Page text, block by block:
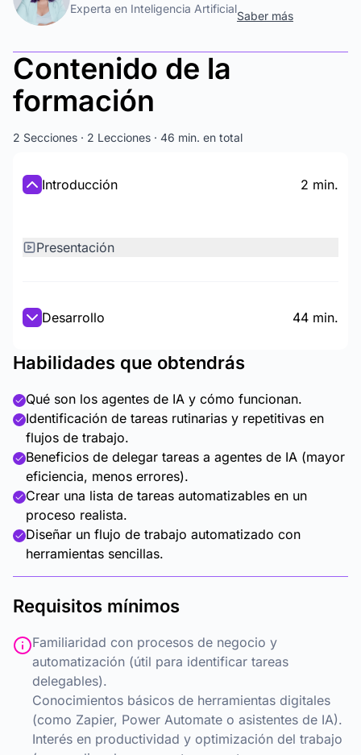
Experta en Inteligencia Artificial
Saber más
Contenido de la
formación
2 Secciones · 2 Lecciones · 46 min. en total
Introducción 2 min.
Presentación
Desarrollo 44 min.
Habilidades que obtendrás
Qué son los agentes de IA y cómo funcionan.
Identificación de tareas rutinarias y repetitivas en
flujos de trabajo.
Beneficios de delegar tareas a agentes de IA (mayor
eficiencia, menos errores).
Crear una lista de tareas automatizables en un
proceso realista.
Diseñar un flujo de trabajo automatizado con
herramientas sencillas.
Requisitos mínimos
Familiaridad con procesos de negocio y
automatización (útil para identificar tareas
delegables).
Conocimientos básicos de herramientas digitales
(como Zapier, Power Automate o asistentes de IA).
Interés en productividad y optimización del trabajo